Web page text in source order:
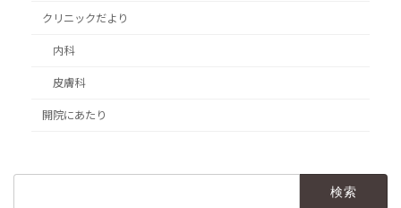
クリニックだより
内科
皮膚科
開院にあたり